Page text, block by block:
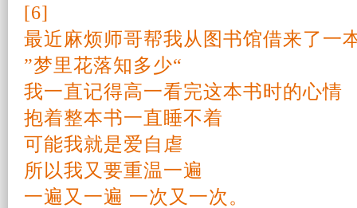
[6]
最近麻烦师哥帮我从图书馆借来了一
”梦里花落知多少“
我一直记得高一看完这本书时的心情
抱着整本书一直睡不着
可能我就是爱自虐
所以我又要重温一遍
一遍又一遍 一次又一次。